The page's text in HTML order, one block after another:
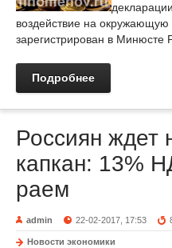
воздействие на
зарегистрирован в Минюсте
Подробнее
Россиян ждет
капкан: 13%
раем
admin 22-02-2017, 17:53
Новости экономики